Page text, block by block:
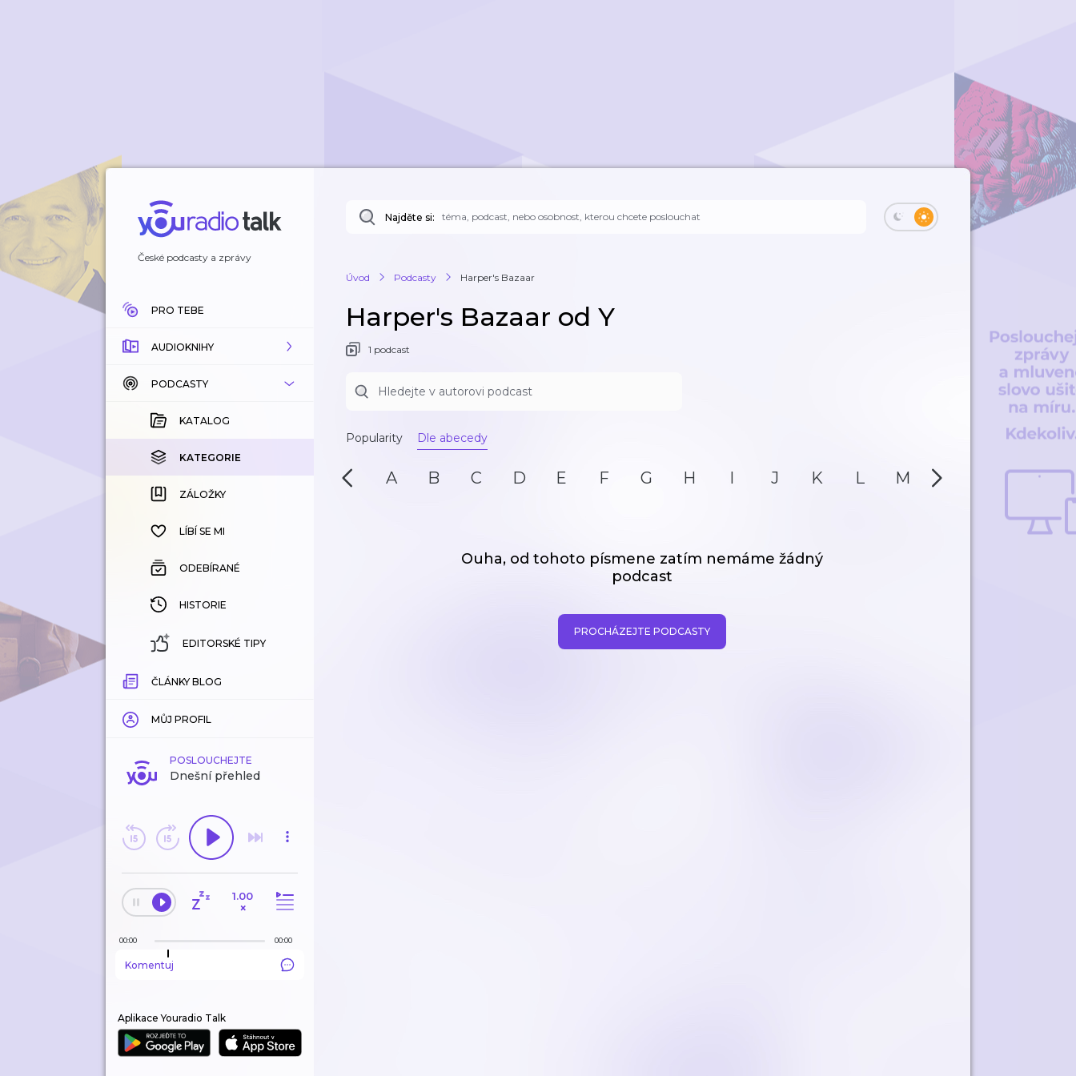
České podcasty a zprávy
PRO TEBE
AUDIOKNIHY
KATALOG
KOUPENÉ
KATEGORIE
ZÁLOŽKY
HISTORIE
PODCASTY
KATALOG
KATEGORIE
ZÁLOŽKY
LÍBÍ SE MI
ODEBÍRANÉ
HISTORIE
EDITORSKÉ TIPY
ČLÁNKY BLOG
MŮJ PROFIL
POSLOUCHEJTE
Dnešní přehled
1.00
×
00:00 00:00
Komentuj
Aplikace Youradio Talk
Najděte si:
Úvod Podcasty Harper's Bazaar
Harper's Bazaar od Y
1 podcast
Popularity Dle abecedy
A B C D E F G H I J K L M N P
Ouha, od tohoto písmene zatím nemáme žádný
podcast
PROCHÁZEJTE PODCASTY